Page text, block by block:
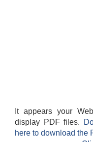
It appears your
display PDF files.
here to download the